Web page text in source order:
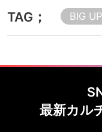
TAG； BIG
最新カル